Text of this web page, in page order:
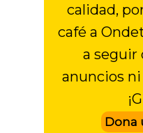
calidad,
café a
a seguir
anuncios
Dona